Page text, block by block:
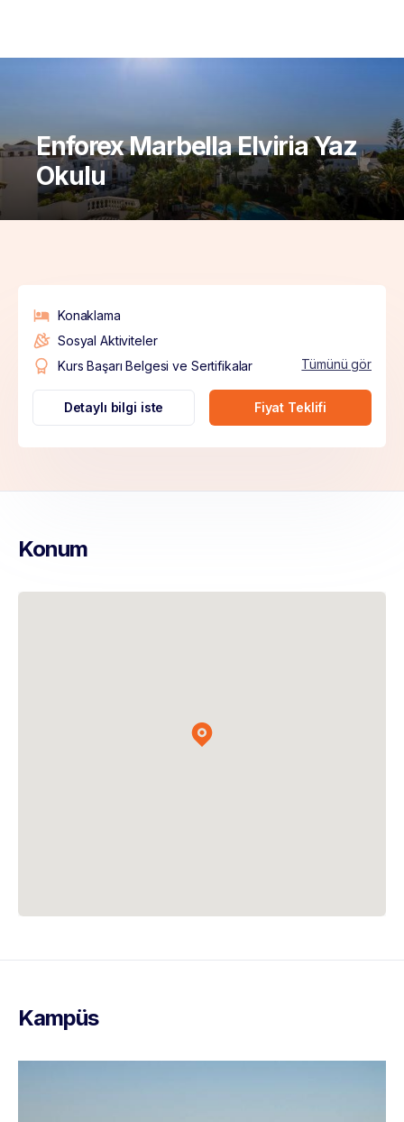
Enforex Marbella Elviria Yaz
Okulu
Konaklama
Sosyal Aktiviteler
Kurs Başarı Belgesi ve Sertifikalar
Tümünü gör
Detaylı bilgi iste Fiyat Teklifi
Konum
Kampüs